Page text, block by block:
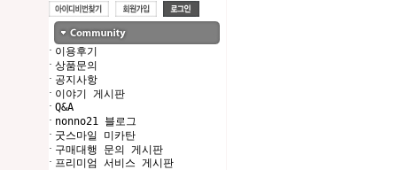
· 이용후기
· 상품문의
· 공지사항
· 이야기 게시판
· Q&A
· nonno21 블로그
· 굿스마일 미카탄
· 구매대행 문의 게시판
· 프리미엄 서비스 게시판